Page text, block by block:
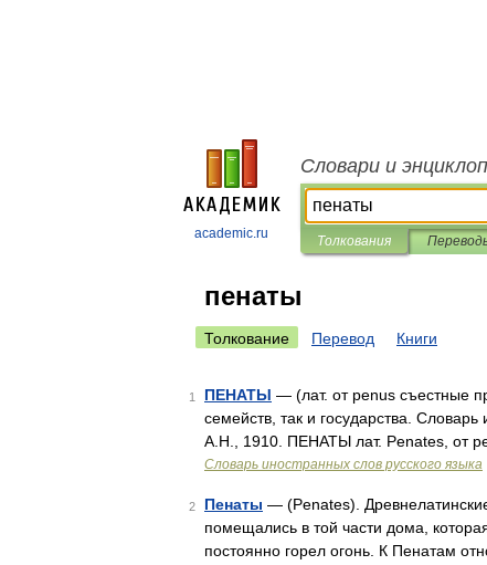
academic.ru
Словари и
Толкования
пенаты
Толкование Перевод Книги
1 ПЕНАТЫ — (лат. от penus съестные
семейств, так и государства.
А.Н., 1910. ПЕНАТЫ лат. Penates, от
Словарь иностранных слов русского языка
2 Пенаты — (Penates).
помещались в той части дома,
постоянно горел огонь. К Пенатам